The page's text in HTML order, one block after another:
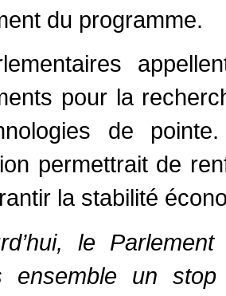
du programme.
pour la
de
permettrait de
la stabilité
le
ensemble un